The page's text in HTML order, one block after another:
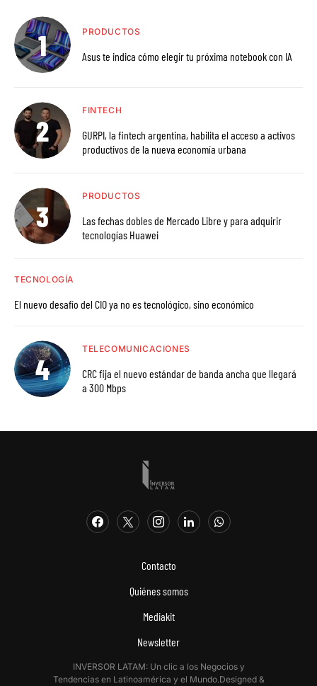
PRODUCTOS
Asus te indica cómo elegir tu próxima notebook con IA
FINTECH
GURPI, la fintech argentina, habilita el acceso a activos
productivos de la nueva economía urbana
PRODUCTOS
Las fechas dobles de Mercado Libre y para adquirir
tecnologías Huawei
TECNOLOGÍA
El nuevo desafío del CIO ya no es tecnológico, sino económico
TELECOMUNICACIONES
CRC fija el nuevo estándar de banda ancha que llegará
a 300 Mbps
Contacto
Quiénes somos
Mediakit
Newsletter
INVERSOR LATAM: Un clic a los Negocios y
Tendencias en Latinoamérica y el Mundo.Designed &